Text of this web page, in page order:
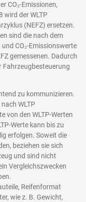
CO₂-Emissionen,
wird der WLTP
(NEFZ) ersetzen.
sind die nach dem
CO₂-Emissionswerte
gemessenen. Dadurch
Fahrzeugbesteuerung
zu kommunizieren.
WLTP
von den WLTP-Werten
Werte kann bis zu
erfolgen. Soweit die
beziehen sie sich
und sind nicht
Vergleichszwecken
Reifenformat
wie z. B. Gewicht,